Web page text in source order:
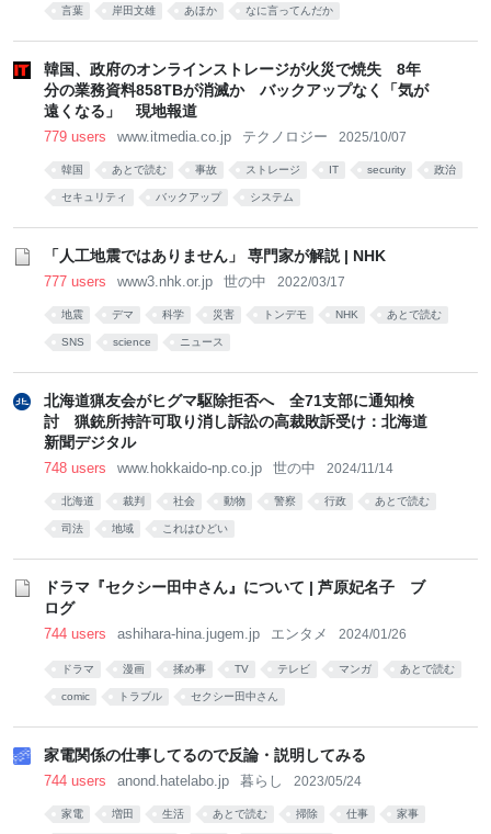
言葉 岸田文雄 あほか なに言ってんだか
韓国、政府のオンラインストレージが火災で焼失 8年
分の業務資料858TBが消滅か バックアップなく「気が
遠くなる」 現地報道
779 users www.itmedia.co.jp テクノロジー 2025/10/07
韓国 あとで読む 事故 ストレージ IT security 政治
セキュリティ バックアップ システム
「人工地震ではありません」 専門家が解説 | NHK
777 users www3.nhk.or.jp 世の中 2022/03/17
地震 デマ 科学 災害 トンデモ NHK あとで読む
SNS science ニュース
北海道猟友会がヒグマ駆除拒否へ 全71支部に通知検
討 猟銃所持許可取り消し訴訟の高裁敗訴受け：北海道
新聞デジタル
748 users www.hokkaido-np.co.jp 世の中 2024/11/14
北海道 裁判 社会 動物 警察 行政 あとで読む
司法 地域 これはひどい
ドラマ『セクシー田中さん』について | 芦原妃名子 ブ
ログ
744 users ashihara-hina.jugem.jp エンタメ 2024/01/26
ドラマ 漫画 揉め事 TV テレビ マンガ あとで読む
comic トラブル セクシー田中さん
家電関係の仕事してるので反論・説明してみる
744 users anond.hatelabo.jp 暮らし 2023/05/24
家電 増田 生活 あとで読む 掃除 仕事 家事